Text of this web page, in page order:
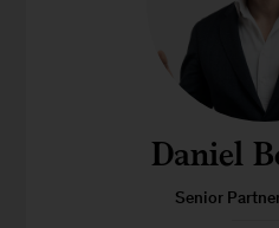
Daniel
Senior